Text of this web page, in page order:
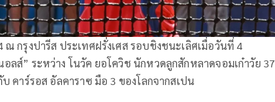
กรุงปารีส ประเทศฝรั่งเศส รอบชิงชนะเลิศเมื่อวันที่ 4
ลส์” ระหว่าง โนวัค ยอโควิช นักหวดลูกสักหลาดจอมเก๋าวัย 37
คาร์รอส อัลคาราซ มือ 3 ของโลกจากสเปน